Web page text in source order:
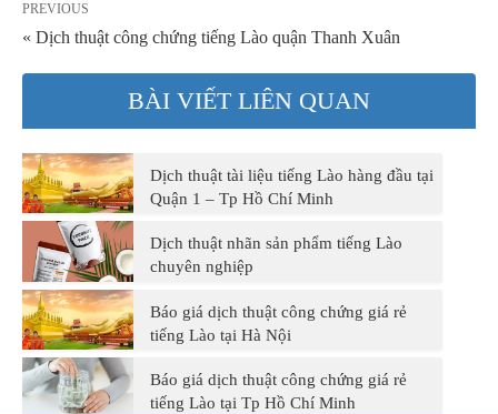
PREVIOUS
« Dịch thuật công chứng tiếng Lào quận Thanh Xuân
BÀI VIẾT LIÊN QUAN
Dịch thuật tài liệu tiếng Lào hàng đầu tại
Quận 1 – Tp Hồ Chí Minh
Dịch thuật nhãn sản phẩm tiếng Lào
chuyên nghiệp
Báo giá dịch thuật công chứng giá rẻ
tiếng Lào tại Hà Nội
Báo giá dịch thuật công chứng giá rẻ
tiếng Lào tại Tp Hồ Chí Minh